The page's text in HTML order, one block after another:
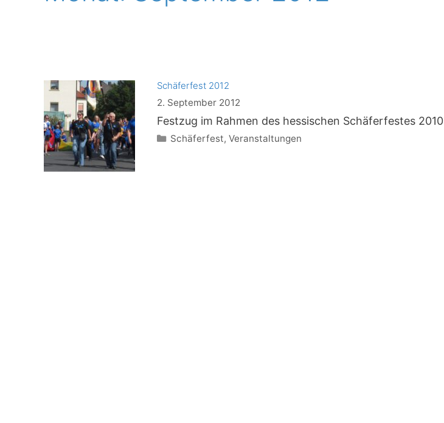
Schäferfest 2012
2. September 2012
Festzug im Rahmen des hessischen Schäferfestes 2010
Kategorien
Schäferfest,Veranstaltungen